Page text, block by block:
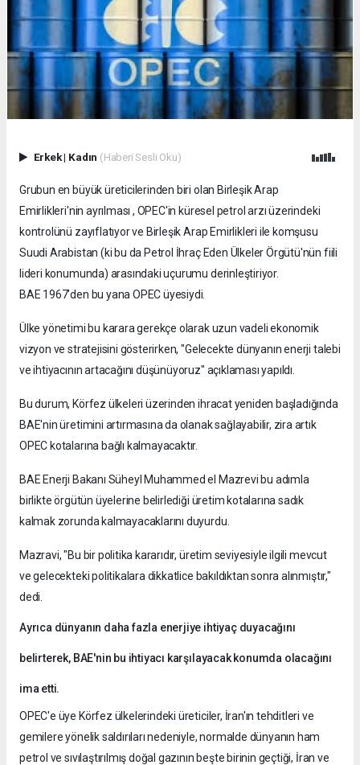
Erkek| Kadın (Haberi Sesli Oku)
Grubun en büyük üreticilerinden biri olan Birleşik Arap
Emirlikleri'nin ayrılması , OPEC'in küresel petrol arzı üzerindeki
kontrolünü zayıflatıyor ve Birleşik Arap Emirlikleri ile komşusu
Suudi Arabistan (ki bu da Petrol İhraç Eden Ülkeler Örgütü'nün fiili
lideri konumunda) arasındaki uçurumu derinleştiriyor.
BAE 1967'den bu yana OPEC üyesiydi.
Ülke yönetimi bu karara gerekçe olarak uzun vadeli ekonomik
vizyon ve stratejisini gösterirken, "Gelecekte dünyanın enerji talebi
ve ihtiyacının artacağını düşünüyoruz" açıklaması yapıldı.
Bu durum, Körfez ülkeleri üzerinden ihracat yeniden başladığında
BAE'nin üretimini artırmasına da olanak sağlayabilir, zira artık
OPEC kotalarına bağlı kalmayacaktır.
BAE Enerji Bakanı Süheyl Muhammed el Mazrevi bu adımla
birlikte örgütün üyelerine belirlediği üretim kotalarına sadık
kalmak zorunda kalmayacaklarını duyurdu.
Mazravi, "Bu bir politika kararıdır, üretim seviyesiyle ilgili mevcut
ve gelecekteki politikalara dikkatlice bakıldıktan sonra alınmıştır,"
dedi.
Ayrıca dünyanın daha fazla enerjiye ihtiyaç duyacağını
belirterek, BAE'nin bu ihtiyacı karşılayacak konumda olacağını
ima etti.
OPEC'e üye Körfez ülkelerindeki üreticiler, İran'ın tehditleri ve
gemilere yönelik saldırıları nedeniyle, normalde dünyanın ham
petrol ve sıvılaştırılmış doğal gazının beşte birinin geçtiği, İran ve